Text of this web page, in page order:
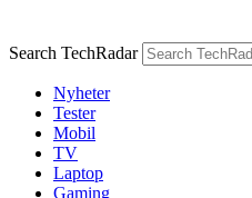
Search TechRadar
Nyheter
Tester
Mobil
TV
Laptop
Gaming